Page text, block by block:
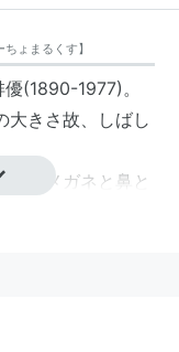
ちょまるくす】
(1890-1977)。
大きさ故、しばし
る「メガネと鼻と